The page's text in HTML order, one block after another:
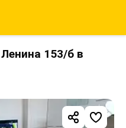
153/б в